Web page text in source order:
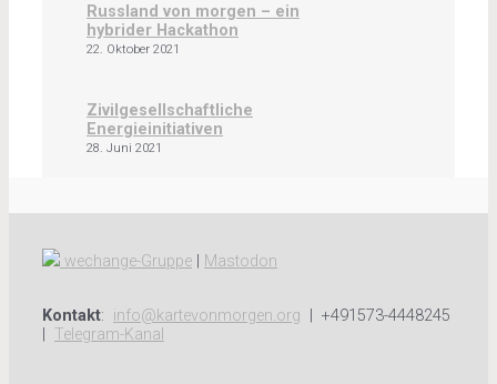
Russland von morgen – ein
hybrider Hackathon
22. Oktober 2021
Zivilgesellschaftliche
Energieinitiativen
28. Juni 2021
wechange-Gruppe Mastodon
Kontakt: info@kartevonmorgen.org | +491573-4448245
Telegram-Kanal